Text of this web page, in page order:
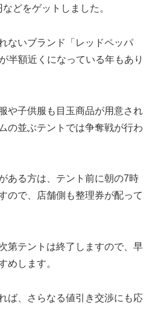
どをゲットしました。
ないブランド「レッドペッパ
半額近くになっている年もあり
や子供服も目玉商品が用意され
の並ぶテントでは争奪戦が行わ
ある方は、テント前に朝の7時
ので、店舗側も整理券が配って
第テントは終了しますので、早
めします。
ば、さらなる値引き交渉にも応